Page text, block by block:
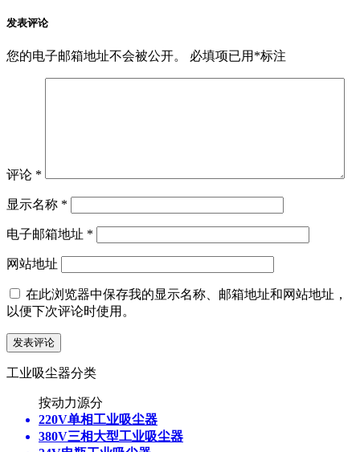
发表评论
您的电子邮箱地址不会被公开。 必填项已用 *标注
评论 *
显示名称 *
电子邮箱地址 *
网站地址
在此浏览器中保存我的显示名称、邮箱地址和网站地址，
以便下次评论时使用。
工业吸尘器分类
按动力源分
220V单相工业吸尘器
380V三相大型工业吸尘器